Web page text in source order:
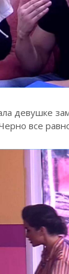
девушке
все